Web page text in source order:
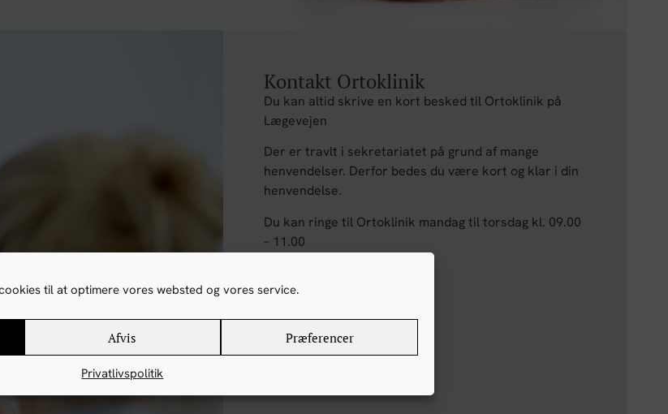
til at optimere vores websted og vores service.
Afvis Præferencer
Privatlivspolitik
Kontakt Ortoklinik
Du kan altid skrive en kort besked til Ortoklinik på
Lægevejen
Der er travlt i sekretariatet på grund af mange
henvendelser. Derfor bedes du være kort og klar i din
henvendelse.
Du kan ringe til Ortoklinik mandag til torsdag kl. 09.00
– 11.00